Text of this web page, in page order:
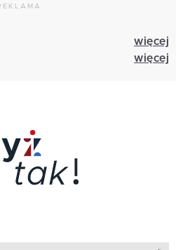
więcej
więcej